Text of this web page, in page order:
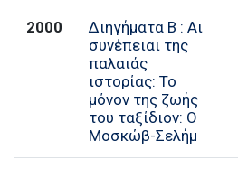
2000
Διηγήματα Β : Αι
συνέπειαι της
παλαιάς
ιστορίας: Το
μόνον της ζωής
του ταξίδιον: Ο
Μοσκώβ-Σελήμ